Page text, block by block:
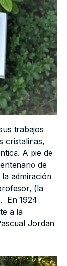
trabajos
cristalinas,
A pie de
de
admiración
(la
En 1924
a la
Jordan